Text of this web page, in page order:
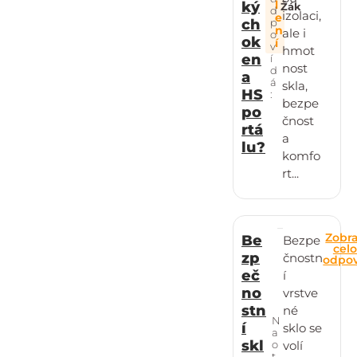
ký
ch
ok
en
a
HS
po
rtá
lu?
l
e
n
í
d
p
o
v
í
d
á
:
Žák
izolaci,
ale i
hmot
nost
skla,
bezpe
čnost
a
komfo
rt...
Be
zp
eč
no
stn
í
skl
N
a
o
Bezpe
čnostn
í
vrstve
né
sklo se
volí